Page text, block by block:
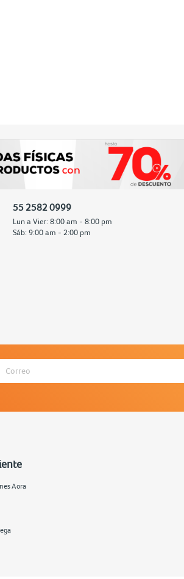
55 2582 0999
Lun a Vier: 8:00 am - 8:00 pm
Sáb: 9:00 am - 2:00 pm
Aora